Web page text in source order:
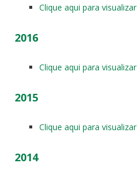
Clique aqui para visualizar
2016
Clique aqui para visualizar
2015
Clique aqui para visualizar
2014